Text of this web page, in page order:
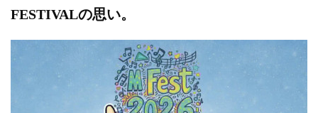
FESTIVALの思い。